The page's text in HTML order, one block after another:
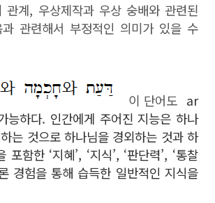
관계, 우상제작과 우상 숭배와 관련된
과 관련해서 부정적인 의미가 있을 수
이 단어도 ar
하다. 인간에게 주어진 지능은 하나
는 것으로 하나님을 경외하는 것과 하
함한 ‘지혜’, ‘지식’, ‘판단력’, ‘통찰
경험을 통해 습득한 일반적인 지식을